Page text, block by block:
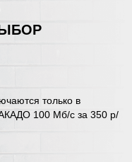
только в
100 Мб/с за 350 р/